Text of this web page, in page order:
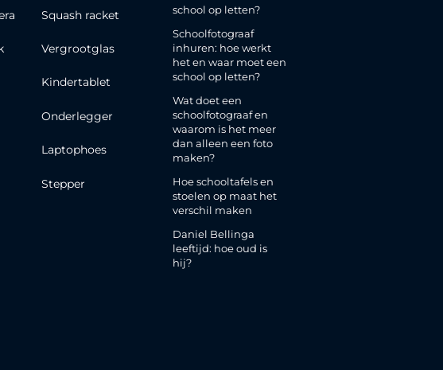
Squash racket
Vergrootglas
Kindertablet
Onderlegger
Laptophoes
Stepper
school op letten?
Schoolfotograaf
inhuren: hoe werkt
het en waar moet een
school op letten?
Wat doet een
schoolfotograaf en
waarom is het meer
dan alleen een foto
maken?
Hoe schooltafels en
stoelen op maat het
verschil maken
Daniel Bellinga
leeftijd: hoe oud is
hij?